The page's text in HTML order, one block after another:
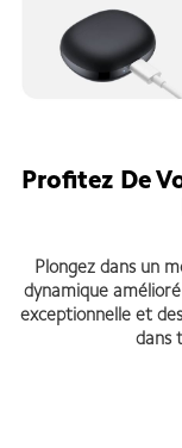
Profitez De
Plongez dans un
dynamique
exceptionnelle et
dans